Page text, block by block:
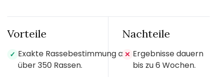
Vorteile
✓ Exakte Rassebestimmung aus
über 350 Rassen.
Nachteile
✕ Ergebnisse dauern
bis zu 6 Wochen.